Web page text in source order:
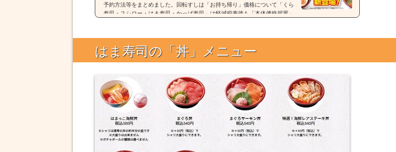
予約方法等をまとめました。回転すしは「お持ち帰り」価格について「くら
寿司・スシロー・はま寿司・かっぱ寿司」は軽減税率後も「本体価格据置」
義務化」のタイミングで くら寿司 スシローは「店内飲食」「テイクアウト」
で同一税込...
はま寿司の「丼」メニュー